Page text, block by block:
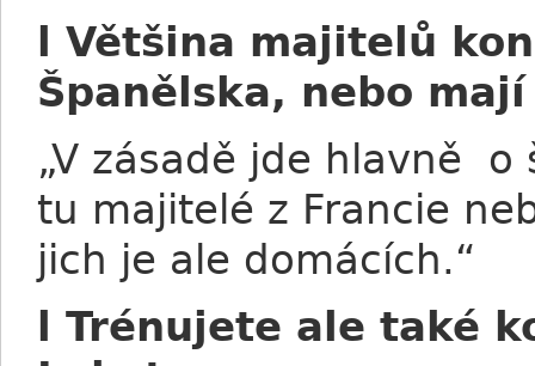
l Většina majitelů
Španělska, nebo
„V zásadě jde hlavně
tu majitelé z Francie
jich je ale domácích.“
l Trénujete ale také